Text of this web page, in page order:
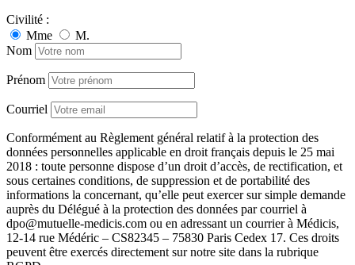
Civilité :
Mme
M.
Nom
Prénom
Courriel
Conformément au Règlement général relatif à la protection des
données personnelles applicable en droit français depuis le 25 mai
2018 : toute personne dispose d’un droit d’accès, de rectification, et
sous certaines conditions, de suppression et de portabilité des
informations la concernant, qu’elle peut exercer sur simple demande
auprès du Délégué à la protection des données par courriel à
dpo@mutuelle-medicis.com ou en adressant un courrier à Médicis,
12-14 rue Médéric – CS82345 – 75830 Paris Cedex 17. Ces droits
peuvent être exercés directement sur notre site dans la rubrique